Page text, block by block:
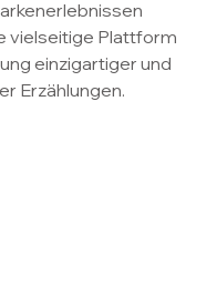
vielseitige Plattform
einzigartiger und
Erzählungen.